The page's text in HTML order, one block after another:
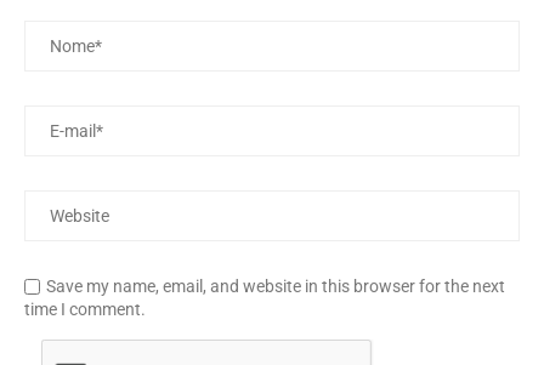
Save my name, email, and website in this browser for the next
time I comment.